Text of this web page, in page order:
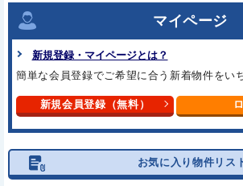
マイページ
新規登録・マイページとは？
簡単な会員登録でご希望に合う新着物件をい
新規会員登録（無料）
お気に入り物件リス